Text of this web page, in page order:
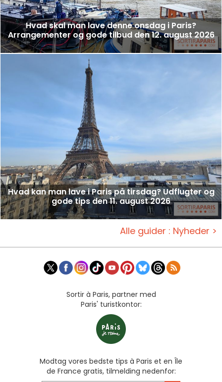
Hvad skal man lave denne onsdag i Paris?
Arrangementer og gode tilbud den 12. august 2026
Hvad kan man lave i Paris på tirsdag? Udflugter og
gode tips den 11. august 2026
Alle guider : Nyheder >
Sortir à Paris, partner med
Paris' turistkontor:
Modtag vores bedste tips à Paris et en Île
de France gratis, tilmelding nedenfor: